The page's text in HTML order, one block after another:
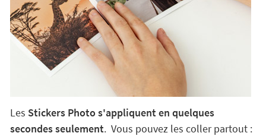
Les Stickers Photo s'appliquent en quelques
secondes seulement. Vous pouvez les coller partout :